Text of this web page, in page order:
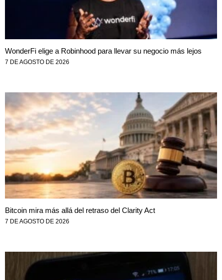
WonderFi elige a Robinhood para llevar su negocio más lejos
7 DE AGOSTO DE 2026
Bitcoin mira más allá del retraso del Clarity Act
7 DE AGOSTO DE 2026